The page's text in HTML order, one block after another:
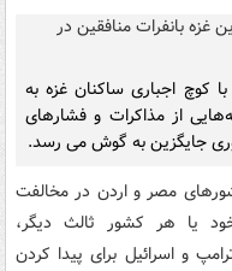
کوچ اجباری ساکنان غزه به
از مذاکرات و فشارهای
جایگزین به گوش می رسد.
مصر و اردن در مخالفت
یا هر کشور ثالث دیگر،
و اسرائیل برای پیدا کردن